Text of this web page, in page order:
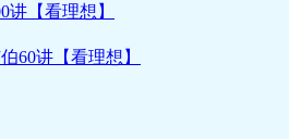
【看理想】
60讲【看理想】